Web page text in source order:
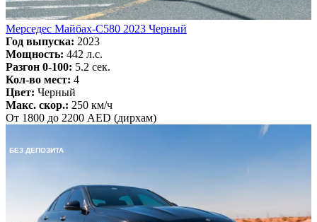
Мерседес Майбах-С580 2023 Черный
Год выпуска: 2023
Мощность: 442 л.с.
Разгон 0-100: 5.2 сек.
Кол-во мест: 4
Цвет: Черный
Макс. скор.: 250 км/ч
От 1800 до 2200 AED (дирхам)
БЕЗ ДЕПОЗИТА